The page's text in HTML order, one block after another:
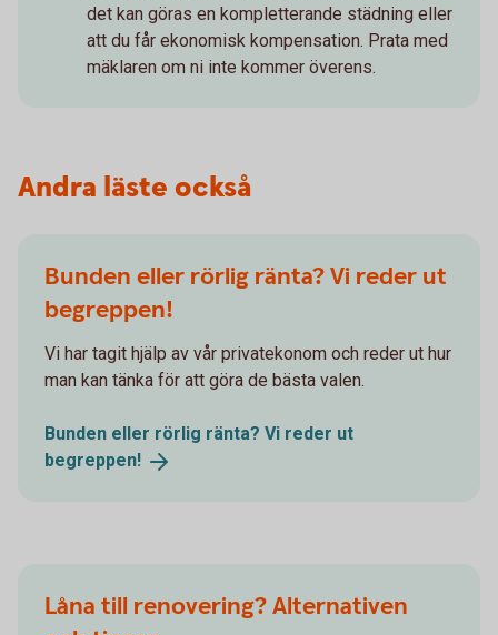
det kan göras en kompletterande städning eller
att du får ekonomisk kompensation. Prata med
mäklaren om ni inte kommer överens.
Andra läste också
Bunden eller rörlig ränta? Vi reder ut
begreppen!
Vi har tagit hjälp av vår privatekonom och reder ut hur
man kan tänka för att göra de bästa valen.
Bunden eller rörlig ränta? Vi reder ut
begreppen!
Låna till renovering? Alternativen